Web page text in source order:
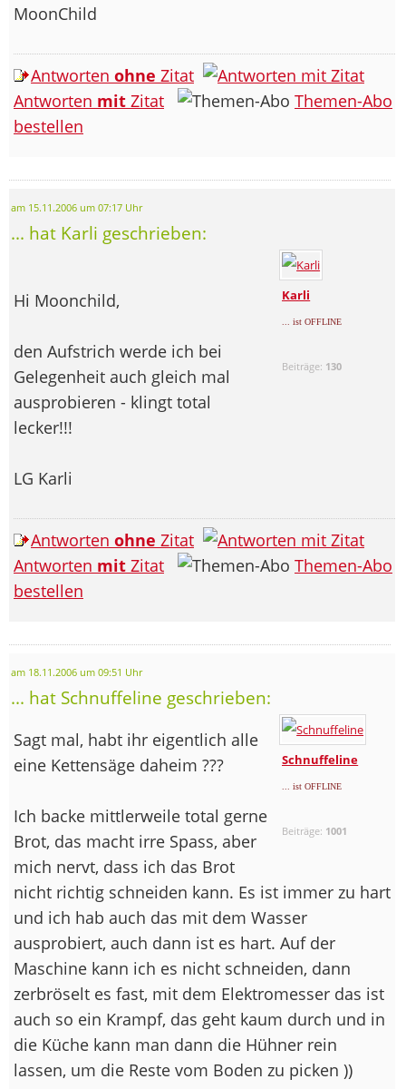
MoonChild
Antworten ohne Zitat
Antworten mit Zitat
Themen-Abo
bestellen
am 15.11.2006 um 07:17 Uhr
... hat Karli geschrieben:
Karli
... ist OFFLINE
Beiträge: 130
Hi Moonchild,
den Aufstrich werde ich bei
Gelegenheit auch gleich mal
ausprobieren - klingt total
lecker!!!
LG Karli
Antworten ohne Zitat
Antworten mit Zitat
Themen-Abo
bestellen
am 18.11.2006 um 09:51 Uhr
... hat Schnuffeline geschrieben:
Schnuffeline
... ist OFFLINE
Beiträge: 1001
Sagt mal, habt ihr eigentlich alle
eine Kettensäge daheim ???
Ich backe mittlerweile total gerne
Brot, das macht irre Spass, aber
mich nervt, dass ich das Brot
nicht richtig schneiden kann. Es ist immer zu hart
und ich hab auch das mit dem Wasser
ausprobiert, auch dann ist es hart. Auf der
Maschine kann ich es nicht schneiden, dann
zerbröselt es fast, mit dem Elektromesser das ist
auch so ein Krampf, das geht kaum durch und in
die Küche kann man dann die Hühner rein
lassen, um die Reste vom Boden zu picken ))